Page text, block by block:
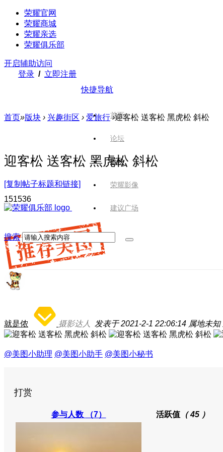
荣耀官网
荣耀商城
荣耀亲选
荣耀俱乐部
开启辅助访问
登录 / 立即注册
快捷导航
首页
论坛
版块
荣耀影像
建议广场
搜索
首页»版块 › 兴趣街区 › 爱旅行 ›迎客松 送客松 黑虎松 斜松
迎客松 送客松 黑虎松 斜松
[复制帖子标题和链接]
151536
就是侬 摄影达人 发表于 2021-2-1 22:06:14 属地未知
@美图小助理 @美图小助手 @美图小秘书
打赏
参与人数 （7） 活跃值（ 45 ）